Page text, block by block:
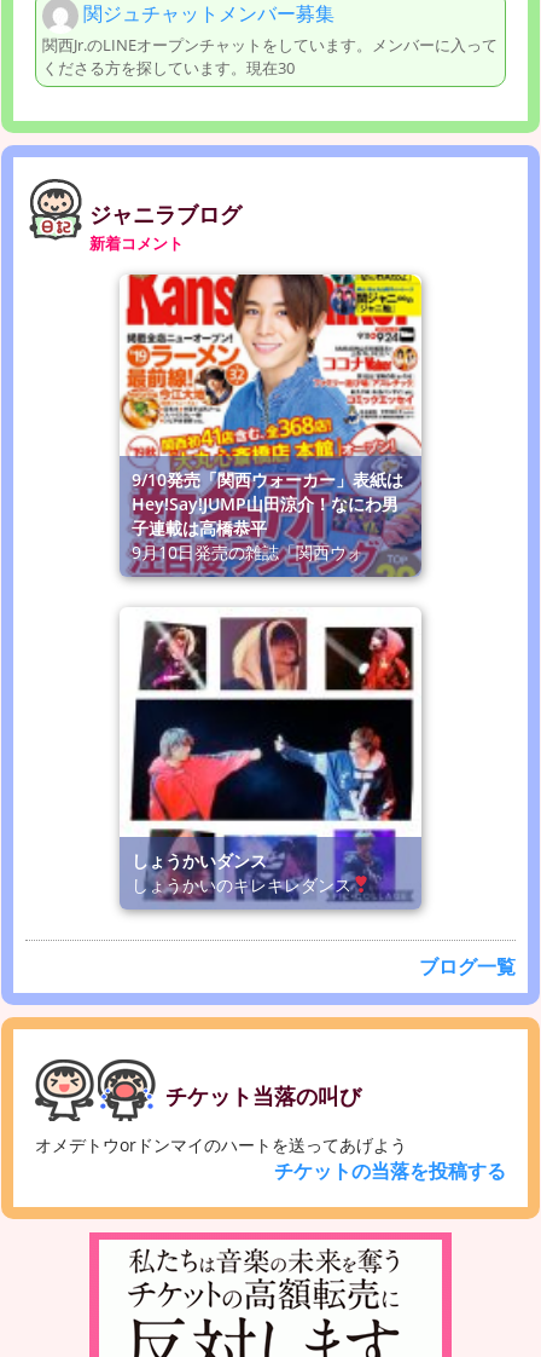
関ジュチャットメンバー募集
関西Jr.のLINEオープンチャットをしています。メンバーに入って
くださる方を探しています。現在30
ジャニラブログ
新着コメント
9/10発売「関西ウォーカー」表紙は
Hey!Say!JUMP山田涼介！なにわ男
子連載は高橋恭平
9月10日発売の雑誌「関西ウォ
しょうかいダンス
しょうかいのキレキレダンス
ブログ一覧
チケット当落の叫び
オメデトウorドンマイのハートを送ってあげよう
チケットの当落を投稿する